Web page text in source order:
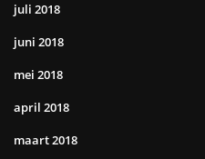
juli 2018
juni 2018
mei 2018
april 2018
maart 2018